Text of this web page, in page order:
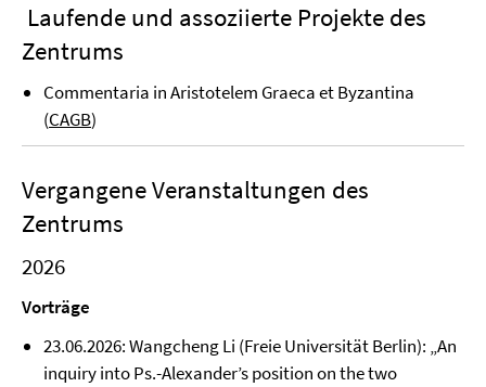
Laufende und assoziierte Projekte des
Zentrums
Commentaria in Aristotelem Graeca et Byzantina
(CAGB)
Vergangene Veranstaltungen des
Zentrums
2026
Vorträge
23.06.2026: Wangcheng Li (Freie Universität Berlin): „An
inquiry into Ps.-Alexander’s position on the two